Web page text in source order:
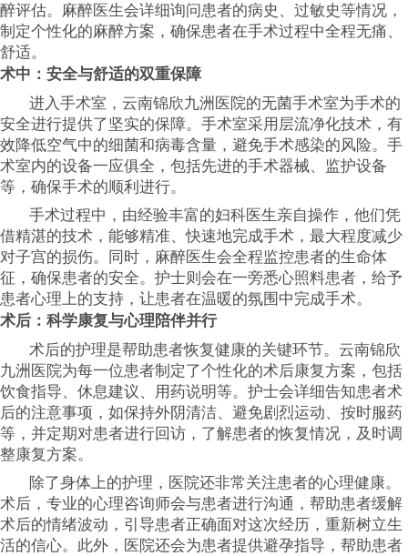
醉评估。麻醉医生会详细询问患者的病史、过敏史等情况，
制定个性化的麻醉方案，确保患者在手术过程中全程无痛、
舒适。
术中：安全与舒适的双重保障
进入手术室，云南锦欣九洲医院的无菌手术室为手术的
安全进行提供了坚实的保障。手术室采用层流净化技术，有
效降低空气中的细菌和病毒含量，避免手术感染的风险。手
术室内的设备一应俱全，包括先进的手术器械、监护设备
等，确保手术的顺利进行。
手术过程中，由经验丰富的妇科医生亲自操作，他们凭
借精湛的技术，能够精准、快速地完成手术，最大程度减少
对子宫的损伤。同时，麻醉医生会全程监控患者的生命体
征，确保患者的安全。护士则会在一旁悉心照料患者，给予
患者心理上的支持，让患者在温暖的氛围中完成手术。
术后：科学康复与心理陪伴并行
术后的护理是帮助患者恢复健康的关键环节。云南锦欣
九洲医院为每一位患者制定了个性化的术后康复方案，包括
饮食指导、休息建议、用药说明等。护士会详细告知患者术
后的注意事项，如保持外阴清洁、避免剧烈运动、按时服药
等，并定期对患者进行回访，了解患者的恢复情况，及时调
整康复方案。
除了身体上的护理，医院还非常关注患者的心理健康。
术后，专业的心理咨询师会与患者进行沟通，帮助患者缓解
术后的情绪波动，引导患者正确面对这次经历，重新树立生
活的信心。此外，医院还会为患者提供避孕指导，帮助患者